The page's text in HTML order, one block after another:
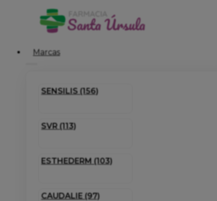
Marcas
SENSILIS (156)
SVR (113)
ESTHEDERM (103)
CAUDALIE (97)